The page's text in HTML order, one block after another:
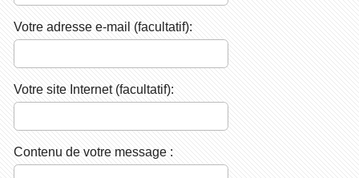
Votre adresse e-mail (facultatif):
Votre site Internet (facultatif):
Contenu de votre message :